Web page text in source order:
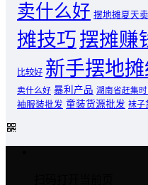
卖什么好 摆地摊夏天卖
摊技巧摆摊赚
比较好 新手摆地
卖什么好 暴利产品 湖南省赶集
袖服装批发 童装货源批发 袜子